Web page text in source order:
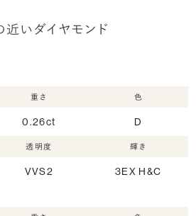
近いダイヤモンド
重さ
0.26ct
色
D
透明度
VVS2
輝き
3EX H&C